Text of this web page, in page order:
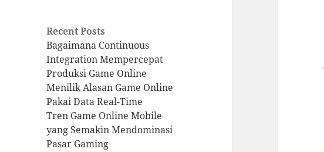
Recent Posts
Bagaimana Continuous
Integration Mempercepat
Produksi Game Online
Menilik Alasan Game Online
Pakai Data Real-Time
Tren Game Online Mobile
yang Semakin Mendominasi
Pasar Gaming